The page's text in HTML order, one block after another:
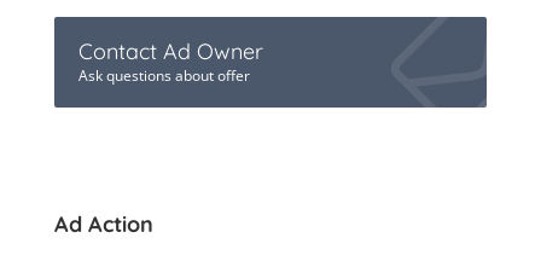
Contact Ad Owner
Ask questions about offer
Ad Action